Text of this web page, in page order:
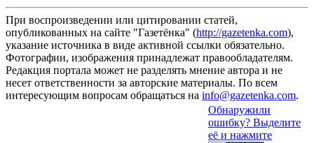
При воспроизведении или цитировании статей,
опубликованных на сайте "Газетёнка" (http://gazetenka.com),
указание источника в виде активной ссылки обязательно.
Фотографии, изображения принадлежат правообладателям.
Редакция портала может не разделять мнение автора и не
несет ответственности за авторские материалы. По всем
интересующим вопросам обращаться на info@gazetenka.com.
Обнаружили
ошибку? Выделите
её и нажмите